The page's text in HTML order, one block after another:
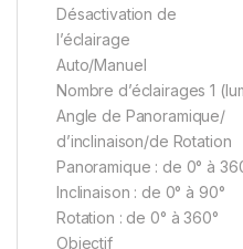
Désactivation de
l’éclairage
Auto/Manuel
Nombre d’éclairages 1
Angle de Panoramique/
d’inclinaison/de Rotation
Panoramique : de 0° à
Inclinaison : de 0° à 90°
Rotation : de 0° à 360°
Objectif